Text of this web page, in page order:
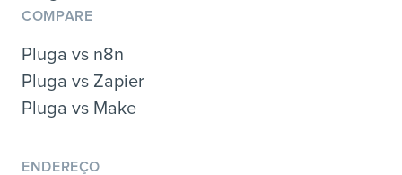
COMPARE
Pluga vs n8n
Pluga vs Zapier
Pluga vs Make
ENDEREÇO